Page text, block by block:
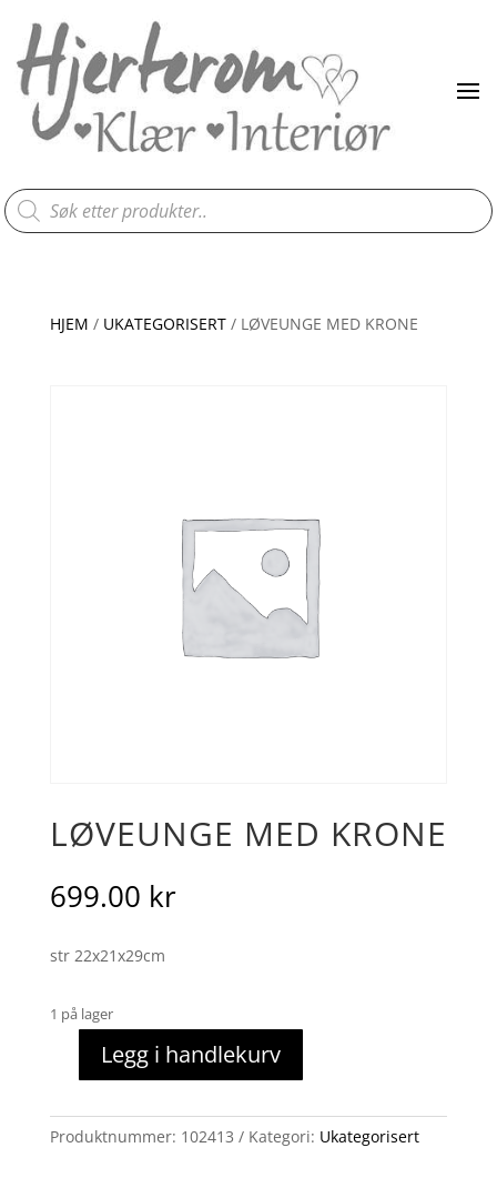
Products
search
HJEM / UKATEGORISERT/ LØVEUNGE MED KRONE
LØVEUNGE MED KRONE
699.00 kr
str 22x21x29cm
1 på lager
Løveunge
krone
antall
Legg i handlekurv
Produktnummer: 102413 Kategori: Ukategorisert